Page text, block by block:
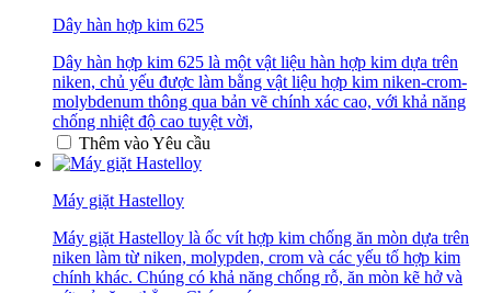
Dây hàn hợp kim 625
Dây hàn hợp kim 625 là một vật liệu hàn hợp kim dựa trên
niken, chủ yếu được làm bằng vật liệu hợp kim niken-crom-
molybdenum thông qua bản vẽ chính xác cao, với khả năng
chống nhiệt độ cao tuyệt vời,
Thêm vào Yêu cầu
Máy giặt Hastelloy
Máy giặt Hastelloy là ốc vít hợp kim chống ăn mòn dựa trên
niken làm từ niken, molypden, crom và các yếu tố hợp kim
chính khác. Chúng có khả năng chống rỗ, ăn mòn kẽ hở và